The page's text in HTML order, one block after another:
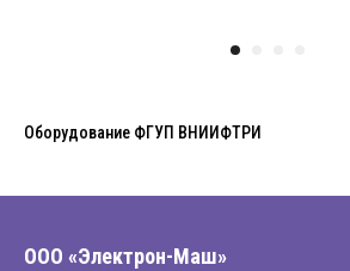
Оборудование ФГУП ВНИИФТРИ
ООО «Электрон-Маш»